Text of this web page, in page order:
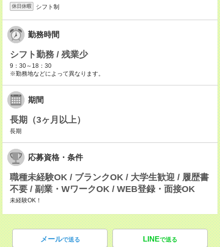
休日休暇 シフト制
勤務時間
シフト勤務 / 残業少
9：30～18：30
※勤務地などによって異なります。
期間
長期（3ヶ月以上）
長期
応募資格・条件
職種未経験OK / ブランクOK / 大学生歓迎 / 履歴書
不要 / 副業・WワークOK / WEB登録・面接OK
未経験OK！
メールで送る LINEで送る